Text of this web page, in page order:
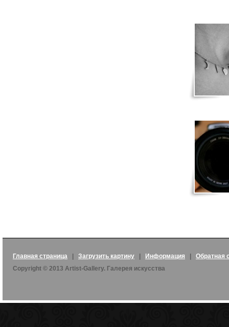
Главная страница Загрузить картину Информация
Обратная
Copyright © 2013 Artist-Gallery. Галерея искусства